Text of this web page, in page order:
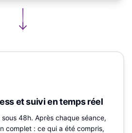
et suivi en temps réel
48h. Après chaque séance,
complet : ce qui a été compris,